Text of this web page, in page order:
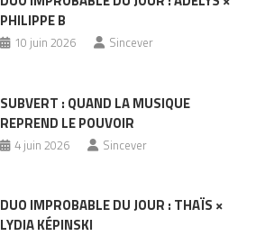
PHILIPPE B
10 juin 2026 Sincever
SUBVERT : QUAND LA MUSIQUE
REPREND LE POUVOIR
4 juin 2026 Sincever
DUO IMPROBABLE DU JOUR : THAÏS ×
LYDIA KÉPINSKI